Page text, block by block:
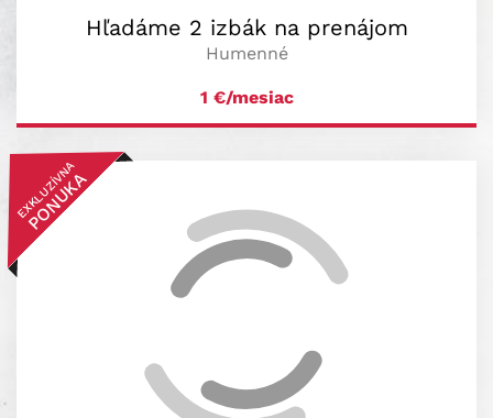
Hľadáme 2 izbák na prenájom
Humenné
1 €/mesiac
EXKLUZÍVNA
PONUKA